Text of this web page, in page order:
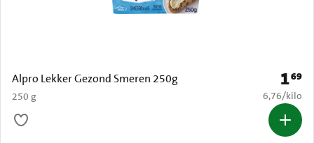
Alpro Lekker Gezond Smeren 250g
250 g
Prijs:
169
€ 6,76 per
6,76/kilo